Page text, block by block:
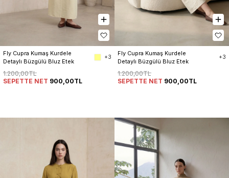
Fly Cupra Kumaş Kurdele
Detaylı Büzgülü Bluz Etek
+3
1.200,00TL
SEPETTE NET 900,00TL
Fly Cupra Kumaş Kurdele
Detaylı Büzgülü Bluz Etek
+3
1.200,00TL
SEPETTE NET 900,00TL